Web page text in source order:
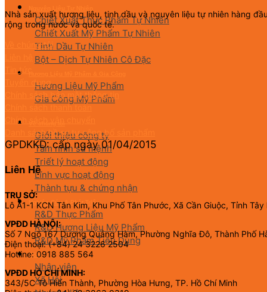
Chiết Xuất Thực Phẩm Tự Nhiên
Chiết Xuất Mỹ Phẩm Tự Nhiên
Tinh Dầu Tự Nhiên
Bột – Dịch Tự Nhiên Cô Đặc
Hương Liệu Mỹ Phẩm
Gia Công Mỹ Phẩm
Giới thiệu công ty
Tầm nhìn sứ mệnh
Triết lý hoạt động
Lĩnh vực hoạt động
Thành tựu & chứng nhận
Nghiên Cứu & Phát Triển
R&D Thực Phẩm
R&D Hương Liệu Mỹ Phẩm
R&D Mỹ Phẩm Tiêu Dùng
CSR
Nhân viên
Xã Hội
Nhà sản xuất hương liệu, tinh dầu và nguyên liệu tự nhiên hàng
rộng trong nước và quốc tế.
Về chúng tôi
Tin tức
Tuyển dụng
Chính sách bảo mật thông tin
Chính sách thanh toán
Chính sách vận chuyển
Danh sách hồ sơ tự công bố sản phẩm
GPDKKD: cấp ngày 01/04/2015
Liên Hệ
TRỤ SỞ:
Lô A1-1 KCN Tân Kim, Khu Phố Tân Phước, Xã Cần Giuộc, Tỉnh Tây
VPĐD HÀ NỘI:
Số 7 Ngõ 167 Dương Quảng Hàm, Phường Nghĩa Đô, Thành Phố
Điện thoại: (+84) 24 3226 2504
Hotline: 0918 885 564
VPĐD HỒ CHÍ MINH:
343/5C Tô Hiến Thành, Phường Hòa Hưng, TP. Hồ Chí Minh